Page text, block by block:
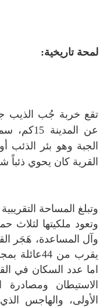
لمحة تاريخية:
تقع خربة جُب الذيب
عن
الجبة وهو بئر
القرية كان يحوي
وتعود ملكيتها
وآل المساعدة، هَجَر
الاستيطان
الأولى، والهاجس